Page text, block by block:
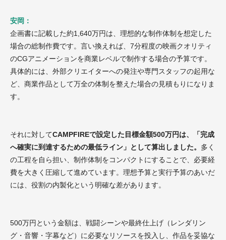
安岡：
企画書に記載した約1,640万円は、理想的な制作体制を想定した
場合の総制作費です。言い換えれば、7分程度の映画クオリティ
のCGアニメーションを商業レベルで制作する場合の予算です。
具体的には、外部クリエイターへの発注や専門スタッフの起用な
ど、商業作品として万全の体制を整えた場合の見積もりになりま
す。
それに対してCAMPFIREで設定した目標金額500万円は、「完成
へ確実に到達するための最低ライン」として算出しました。 多く
の工程を自ら担い、制作体制をコンパクトにすることで、必要経
費を大きく圧縮して進めています。理想予算と実行予算のあいだ
には、役割の内製化という明確な差があります。
500万円という金額は、戦闘シーンや最終仕上げ（レンダリン
グ・音響・字幕など）に必要なリソースを投入し、作品を妥協な